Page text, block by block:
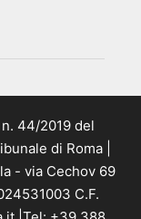
44/2019 del
di Roma |
- via Cechov 69
C.F.